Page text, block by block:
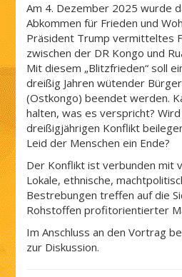
Am 4. Dezember 2025 wurde
Abkommen für Frieden und
Präsident Trump vermitteltes
zwischen der DR Kongo und
Mit diesem „Blitzfrieden“ soll
dreißig Jahren wütender
(Ostkongo) beendet werden.
halten, was es verspricht?
dreißigjährigen Konflikt
Leid der Menschen ein Ende?
Der Konflikt ist verbunden mit
Lokale, ethnische,
Bestrebungen treffen auf die
Rohstoffen profitorientierter
Im Anschluss an den Vortrag
zur Diskussion.